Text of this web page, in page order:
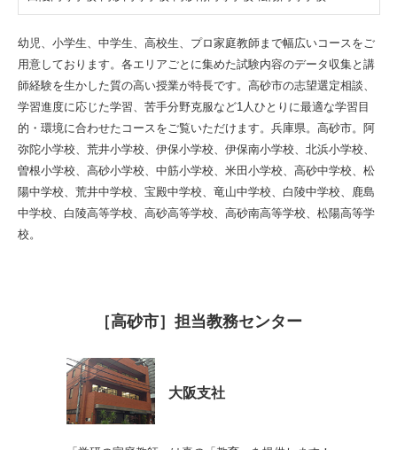
幼児、小学生、中学生、高校生、プロ家庭教師まで幅広いコースをご
用意しております。各エリアごとに集めた試験内容のデータ収集と講
師経験を生かした質の高い授業が特長です。高砂市の志望選定相談、
学習進度に応じた学習、苦手分野克服など1人ひとりに最適な学習目
的・環境に合わせたコースをご覧いただけます。兵庫県。高砂市。阿
弥陀小学校、荒井小学校、伊保小学校、伊保南小学校、北浜小学校、
曽根小学校、高砂小学校、中筋小学校、米田小学校、高砂中学校、松
陽中学校、荒井中学校、宝殿中学校、竜山中学校、白陵中学校、鹿島
中学校、白陵高等学校、高砂高等学校、高砂南高等学校、松陽高等学
校。
［高砂市］担当教務センター
大阪支社